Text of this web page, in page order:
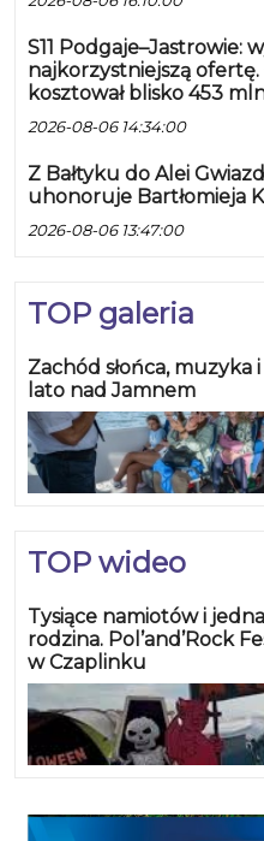
S11 Podgaje–Jastrowie:
najkorzystniejszą
kosztował blisko 453
2026-08-06 14:34:00
Z Bałtyku do Alei
uhonoruje Bartłomieja
2026-08-06 13:47:00
TOP galeria
Zachód słońca, muzyka
lato nad Jamnem
TOP wideo
Tysiące namiotów i
rodzina. Pol’and’Rock
w Czaplinku